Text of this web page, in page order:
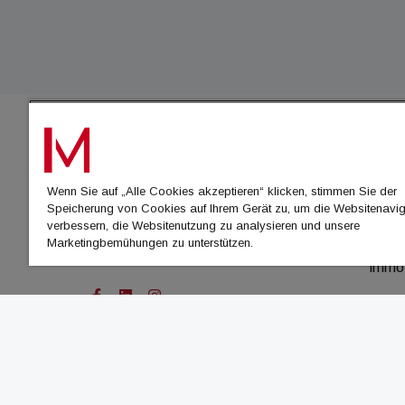
Wenn Sie auf „Alle Cookies akzeptieren“ klicken, stimmen Sie der
Speicherung von Cookies auf Ihrem Gerät zu, um die
verbessern, die Websitenutzung zu analysieren und unsere
Marketingbemühungen zu unterstützen.